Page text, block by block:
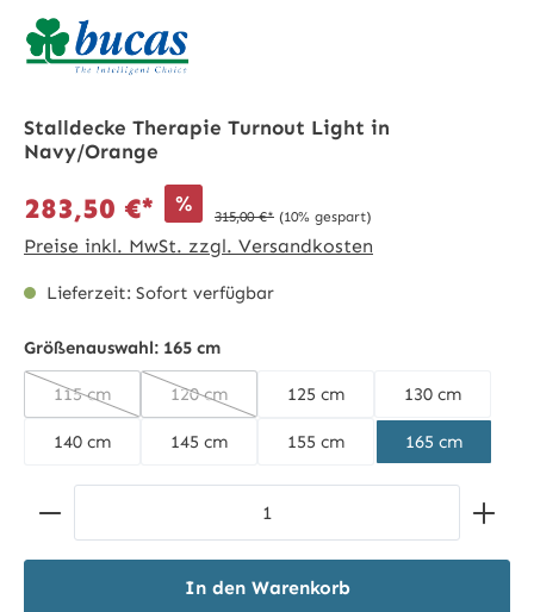
Stalldecke Therapie Turnout Light in
Navy/Orange
283,50 €* % 315,00 €* (10% gespart)
Preise inkl. MwSt. zzgl. Versandkosten
Lieferzeit: Sofort verfügbar
Größenauswahl: 165 cm
115 cm
(Diese Option ist zurzeit nicht verfügbar.)
120 cm
(Diese Option ist zurzeit nicht verfügbar.)
125 cm 130 cm
140 cm 145 cm 155 cm 165 cm
Produkt Anzahl: Gib den gewünschten Wert ein
In den Warenkorb